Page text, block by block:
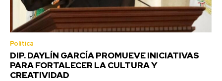
Política
DIP. DAYLÍN GARCÍA PROMUEVE INICIATIVAS
PARA FORTALECER LA CULTURA Y
CREATIVIDAD